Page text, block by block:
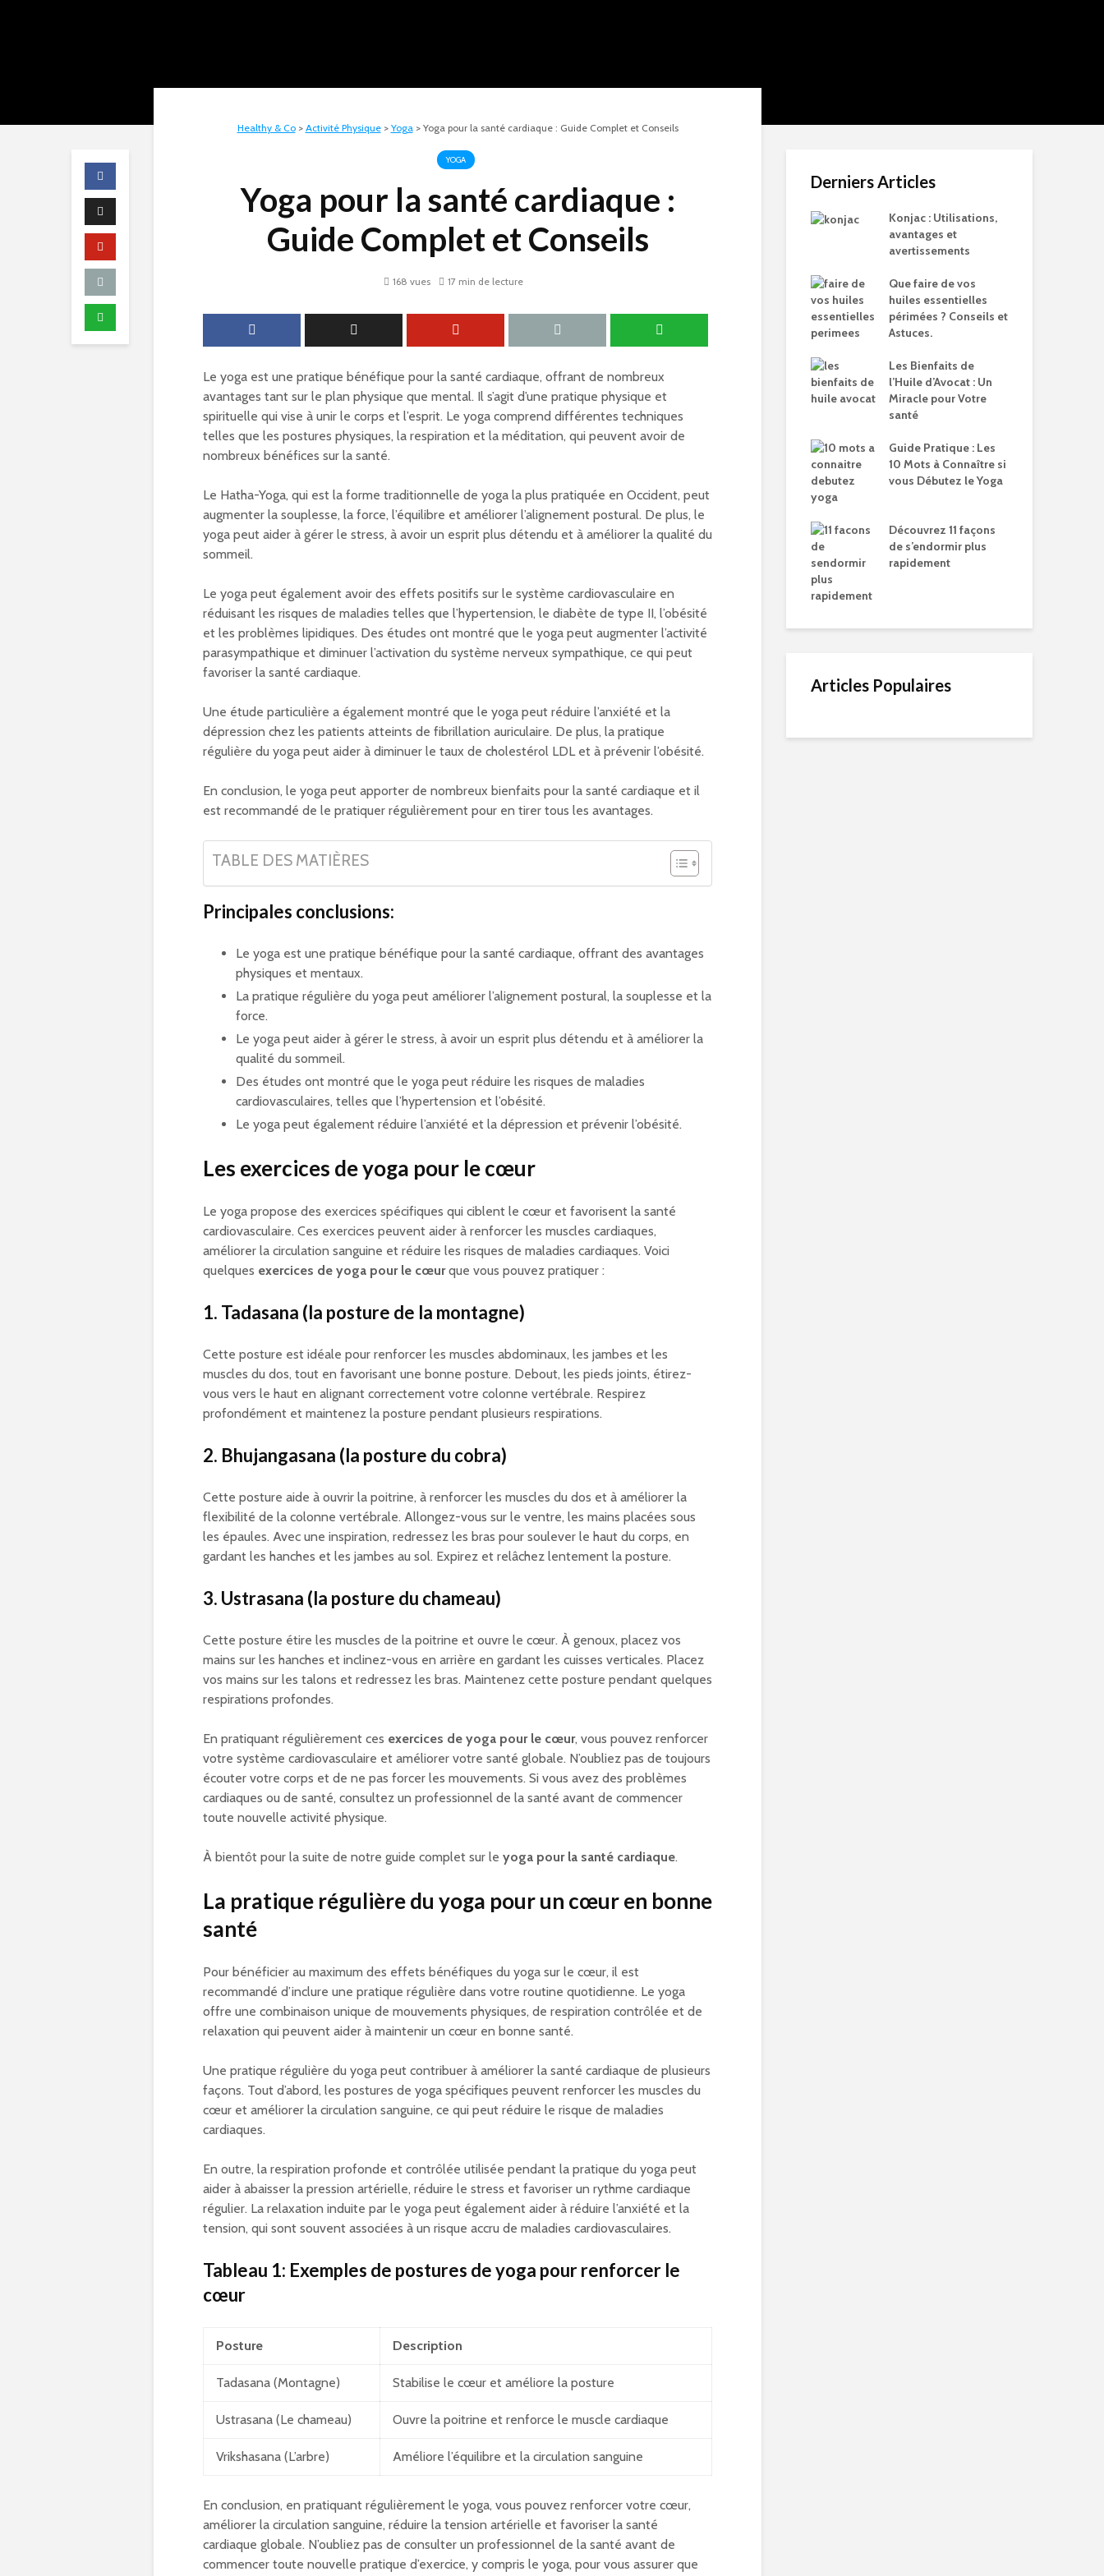
Healthy & Co> Activité Physique> Yoga> Yoga pour la santé cardiaque : Guide Complet et Conseils
YOGA
Yoga pour la santé cardiaque :
Guide Complet et Conseils
168 vues 17 min de lecture
Le yoga est une pratique bénéfique pour la santé cardiaque, offrant de nombreux
avantages tant sur le plan physique que mental. Il s’agit d’une pratique physique et
spirituelle qui vise à unir le corps et l’esprit. Le yoga comprend différentes techniques
telles que les postures physiques, la respiration et la méditation, qui peuvent avoir de
nombreux bénéfices sur la santé.
Le Hatha-Yoga, qui est la forme traditionnelle de yoga la plus pratiquée en Occident, peut
augmenter la souplesse, la force, l’équilibre et améliorer l’alignement postural. De plus, le
yoga peut aider à gérer le stress, à avoir un esprit plus détendu et à améliorer la qualité du
sommeil.
Le yoga peut également avoir des effets positifs sur le système cardiovasculaire en
réduisant les risques de maladies telles que l’hypertension, le diabète de type II, l’obésité
et les problèmes lipidiques. Des études ont montré que le yoga peut augmenter l’activité
parasympathique et diminuer l’activation du système nerveux sympathique, ce qui peut
favoriser la santé cardiaque.
Une étude particulière a également montré que le yoga peut réduire l’anxiété et la
dépression chez les patients atteints de fibrillation auriculaire. De plus, la pratique
régulière du yoga peut aider à diminuer le taux de cholestérol LDL et à prévenir l’obésité.
En conclusion, le yoga peut apporter de nombreux bienfaits pour la santé cardiaque et il
est recommandé de le pratiquer régulièrement pour en tirer tous les avantages.
TABLE DES MATIÈRES
Principales conclusions:
Le yoga est une pratique bénéfique pour la santé cardiaque, offrant des avantages
physiques et mentaux.
La pratique régulière du yoga peut améliorer l’alignement postural, la souplesse et la
force.
Le yoga peut aider à gérer le stress, à avoir un esprit plus détendu et à améliorer la
qualité du sommeil.
Des études ont montré que le yoga peut réduire les risques de maladies
cardiovasculaires, telles que l’hypertension et l’obésité.
Le yoga peut également réduire l’anxiété et la dépression et prévenir l’obésité.
Les exercices de yoga pour le cœur
Le yoga propose des exercices spécifiques qui ciblent le cœur et favorisent la santé
cardiovasculaire. Ces exercices peuvent aider à renforcer les muscles cardiaques,
améliorer la circulation sanguine et réduire les risques de maladies cardiaques. Voici
quelques exercices de yoga pour le cœurque vous pouvez pratiquer :
1. Tadasana (la posture de la montagne)
Cette posture est idéale pour renforcer les muscles abdominaux, les jambes et les
muscles du dos, tout en favorisant une bonne posture. Debout, les pieds joints, étirez-
vous vers le haut en alignant correctement votre colonne vertébrale. Respirez
profondément et maintenez la posture pendant plusieurs respirations.
2. Bhujangasana (la posture du cobra)
Cette posture aide à ouvrir la poitrine, à renforcer les muscles du dos et à améliorer la
flexibilité de la colonne vertébrale. Allongez-vous sur le ventre, les mains placées sous
les épaules. Avec une inspiration, redressez les bras pour soulever le haut du corps, en
gardant les hanches et les jambes au sol. Expirez et relâchez lentement la posture.
3. Ustrasana (la posture du chameau)
Cette posture étire les muscles de la poitrine et ouvre le cœur. À genoux, placez vos
mains sur les hanches et inclinez-vous en arrière en gardant les cuisses verticales. Placez
vos mains sur les talons et redressez les bras. Maintenez cette posture pendant quelques
respirations profondes.
En pratiquant régulièrement ces exercices de yoga pour le cœur, vous pouvez renforcer
votre système cardiovasculaire et améliorer votre santé globale. N’oubliez pas de toujours
écouter votre corps et de ne pas forcer les mouvements. Si vous avez des problèmes
cardiaques ou de santé, consultez un professionnel de la santé avant de commencer
toute nouvelle activité physique.
À bientôt pour la suite de notre guide complet sur le yoga pour la santé cardiaque.
La pratique régulière du yoga pour un cœur en bonne
santé
Pour bénéficier au maximum des effets bénéfiques du yoga sur le cœur, il est
recommandé d’inclure une pratique régulière dans votre routine quotidienne. Le yoga
offre une combinaison unique de mouvements physiques, de respiration contrôlée et de
relaxation qui peuvent aider à maintenir un cœur en bonne santé.
Une pratique régulière du yoga peut contribuer à améliorer la santé cardiaque de plusieurs
façons. Tout d’abord, les postures de yoga spécifiques peuvent renforcer les muscles du
cœur et améliorer la circulation sanguine, ce qui peut réduire le risque de maladies
cardiaques.
En outre, la respiration profonde et contrôlée utilisée pendant la pratique du yoga peut
aider à abaisser la pression artérielle, réduire le stress et favoriser un rythme cardiaque
régulier. La relaxation induite par le yoga peut également aider à réduire l’anxiété et la
tension, qui sont souvent associées à un risque accru de maladies cardiovasculaires.
Tableau 1: Exemples de postures de yoga pour renforcer le
cœur
Posture Description
Tadasana (Montagne) Stabilise le cœur et améliore la posture
Ustrasana (Le chameau) Ouvre la poitrine et renforce le muscle cardiaque
Vrikshasana (L’arbre) Améliore l’équilibre et la circulation sanguine
En conclusion, en pratiquant régulièrement le yoga, vous pouvez renforcer votre cœur,
améliorer la circulation sanguine, réduire la tension artérielle et favoriser la santé
cardiaque globale. N’oubliez pas de consulter un professionnel de la santé avant de
commencer toute nouvelle pratique d’exercice, y compris le yoga, pour vous assurer que
Derniers Articles
Konjac : Utilisations,
avantages et
avertissements
Que faire de vos
huiles essentielles
périmées ? Conseils et
Astuces.
Les Bienfaits de
l’Huile d’Avocat : Un
Miracle pour Votre
santé
Guide Pratique : Les
10 Mots à Connaître si
vous Débutez le Yoga
Découvrez 11 façons
de s’endormir plus
rapidement
Articles Populaires